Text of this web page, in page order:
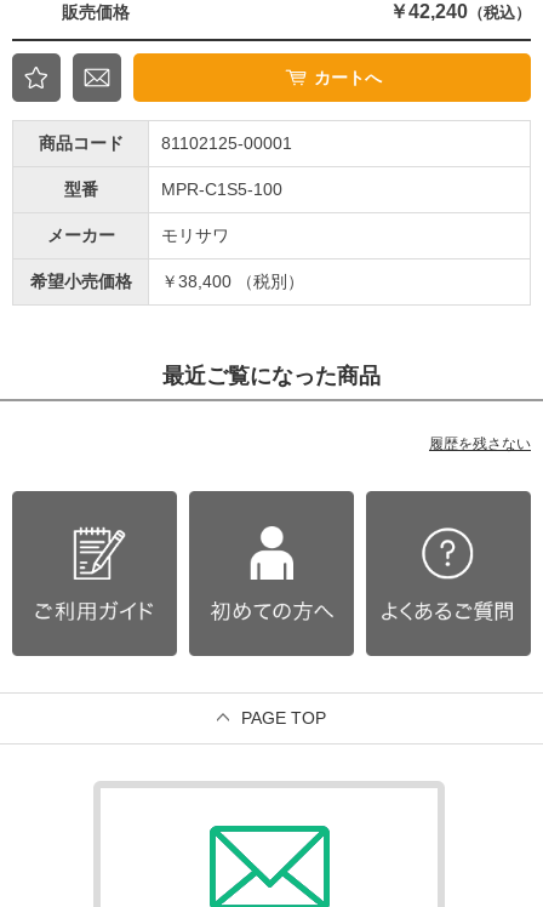
販売価格 ￥42,240 （税込）
カートへ
商品コード 81102125-00001
型番 MPR-C1S5-100
メーカー モリサワ
希望小売価格 ￥38,400 （税別）
最近ご覧になった商品
履歴を残さない
PAGE TOP